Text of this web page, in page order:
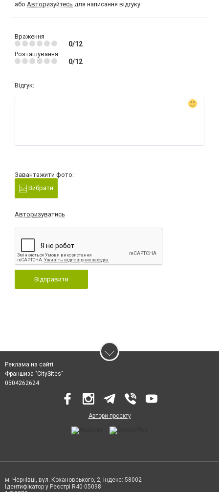
або Авторизуйтесь для написання відгуку
Враження
0/12
Розташування
0/12
Відгук:
Завантажити фото:
Вибрати
Авторизуватись
Відправити
Реклама на сайті
Франшиза "CitySites"
0504262624
Автори проєкту
м. Чернівці, вул. Кохановського, 2, індекс: 58002
Ідентифікатор у Реєстрі R40-05098